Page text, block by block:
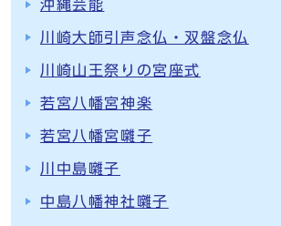
沖縄芸能
川崎大師引声念仏・双盤念仏
川崎山王祭りの宮座式
若宮八幡宮神楽
若宮八幡宮囃子
川中島囃子
中島八幡神社囃子